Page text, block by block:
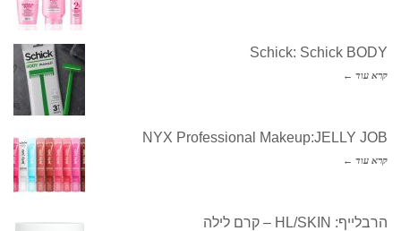
Schick: Schick BODY
קרא עוד ←
NYX Professional Makeup:JELLY JOB
קרא עוד ←
הרבלייף: HL/SKIN – קרם לילה